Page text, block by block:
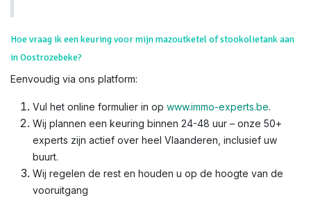
Hoe vraag ik een keuring voor mijn mazoutketel of stookolietank aan
in Oostrozebeke?
Eenvoudig via ons platform:
Vul het online formulier in op www.immo-experts.be.
Wij plannen een keuring binnen 24-48 uur – onze 50+
experts zijn actief over heel Vlaanderen, inclusief uw
buurt.
Wij regelen de rest en houden u op de hoogte van de
vooruitgang